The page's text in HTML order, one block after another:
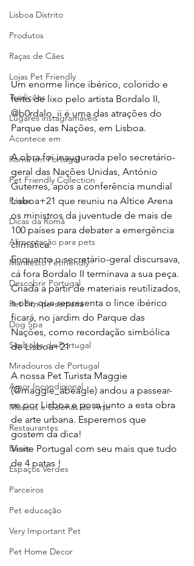
Lisboa Distrito
Produtos
Raças de Cães
Lojas Pet Friendly
Tradições
Lugares instagramáveis
Acontece em
Romã em Portugal
Pet Friendly Collection
Praias
Dicas da Romã
Alimentação para pets
Manifesto Petfriendly
Descobrir Portugal
Pet Fim-de-semana
Dog Spa
Símbolos de Portugal
Miradouros de Portugal
Amor Incondicional
Museus e Galerias de Arte
Restaurantes
Bares
Espaços Verdes
Parceiros
Pet educação
Very Important Pet
Pet Home Decor
Um enorme lince ibérico, colorido e
feito de lixo pelo artista Bordalo II,
@b0rdalo_ii é uma das atrações do
Parque das Nações, em Lisboa.
A obra foi inaugurada pelo secretário-
geral das Nações Unidas, António
Guterres, após a conferência mundial
Lisboa+21 que reuniu na Altice Arena
os ministros da juventude de mais de
100 países para debater a emergência
climática.
Enquanto o secretário-geral discursava,
cá fora Bordalo II terminava a sua peça.
Criada a partir de materiais reutilizados,
a obr, que representa o lince ibérico
ficará, no jardim do Parque das
Nações, como recordação simbólica
de Lisboa+21
A nossa Pet Turista Maggie
(@maggie_abeagle) andou a passear-
se por Lisboa e posa junto a esta obra
de arte urbana. Esperemos que
gostem da dica!
Visite Portugal com seu mais que tudo
de 4 patas !